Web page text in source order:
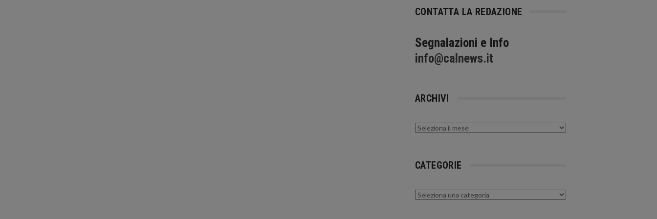
CONTATTA LA REDAZIONE
Segnalazioni e Info
info@calnews.it
ARCHIVI
Archivi
CATEGORIE
Categorie